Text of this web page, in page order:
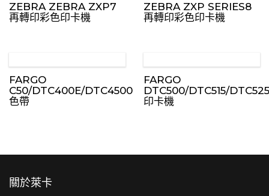
ZEBRA ZEBRA ZXP7
再轉印彩色印卡機
ZEBRA ZXP SERIES8
再轉印彩色印卡機
FARGO
C50/DTC400E/DTC4500
色帶
FARGO
DTC500/DTC515/
印卡機
關於萊卡